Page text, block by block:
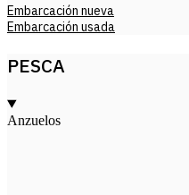
Embarcación nueva
Embarcación usada
PESCA
Anzuelos